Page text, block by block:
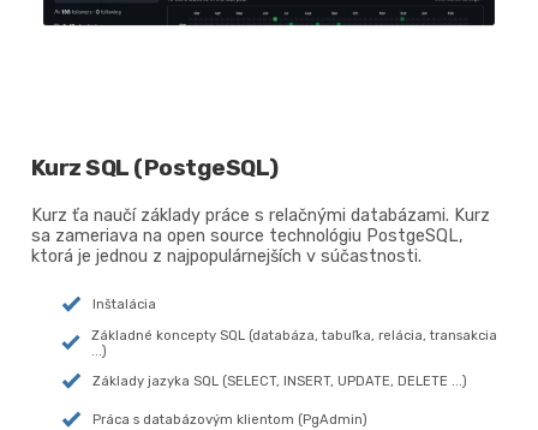
Kurz SQL (PostgeSQL)
Kurz ťa naučí základy práce s relačnými databázami. Kurz
sa zameriava na open source technológiu PostgeSQL,
ktorá je jednou z najpopulárnejších v súčastnosti.
Inštalácia
Základné koncepty SQL (databáza, tabuľka, relácia, transakcia
...)
Základy jazyka SQL (SELECT, INSERT, UPDATE, DELETE ...)
Práca s databázovým klientom (PgAdmin)